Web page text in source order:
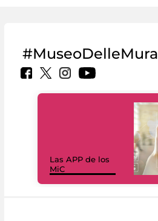
#MuseoDelleMura
Las APP de los
MiC